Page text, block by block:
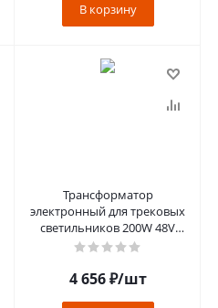
В корзину
Трансформатор
электронный для трековых
светильников 200W 48V
(драйвер), LB48 белый
4 656₽/шт